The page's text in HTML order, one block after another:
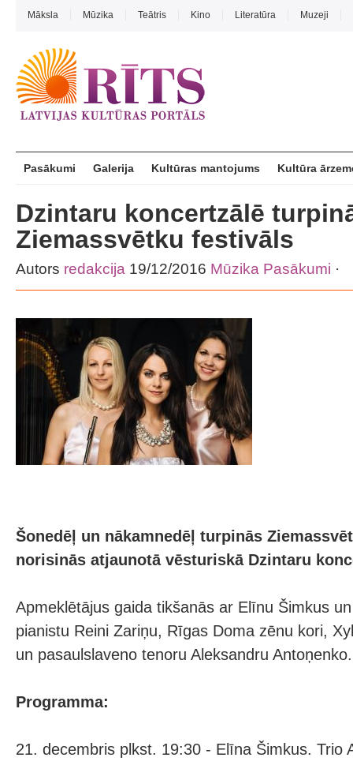
Māksla Mūzika Teātris Kino Literatūra Muzeji
Pasākumi Galerija Kultūras mantojums Kultūra
Dzintaru koncertzālē
Ziemassvētku festivāls
Autors redakcija 19/12/2016 Mūzika Pasākumi ·
Šonedēļ un nākamnedēļ turpinās
norisinās atjaunotā vēsturiskā Dzintaru
Apmeklētājus gaida tikšanās ar Elīnu Šimkus
pianistu Reini Zariņu, Rīgas Doma zēnu kori,
un pasaulslaveno tenoru Aleksandru Antoņenko.
Programma:
21. decembris plkst. 19:30 - Elīna Šimkus. Trio